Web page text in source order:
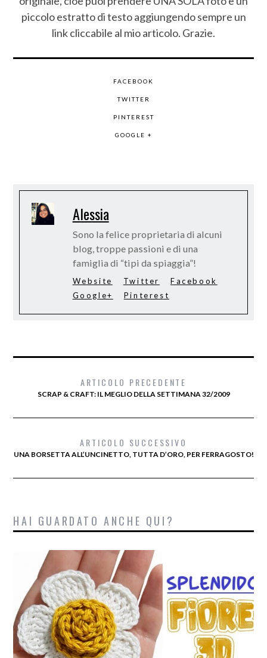
piccolo estratto di testo aggiungendo sempre un
link cliccabile al mio articolo. Grazie.
FACEBOOK
TWITTER
PINTEREST
GOOGLE +
Alessia
Sono la felice proprietaria di alcuni
blog, troppe passioni e di una
famiglia di “tipi da spiaggia”!
Website Twitter
Facebook
Google+
Pinterest
ARTICOLO PRECEDENTE
SCRAP & CRAFT: IL MEGLIO DELLA SETTIMANA 32/2009
ARTICOLO SUCCESSIVO
UNA BORSETTA ALL’UNCINETTO, TUTTA D’ORO, PER FERRAGOSTO!
HAI GUARDATO ANCHE QUI?